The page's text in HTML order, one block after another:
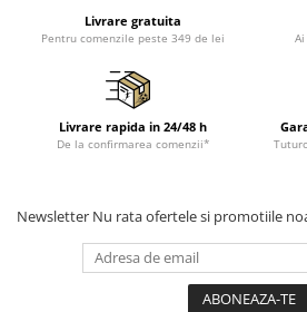
Livrare gratuita
Pentru comenzile peste 349 de lei
Livrare rapida in 24/48 h
De la confirmarea comenzii*
Newsletter Nu rata ofertele si promotiile